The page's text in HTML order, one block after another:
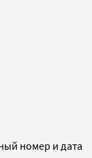
номер и дата